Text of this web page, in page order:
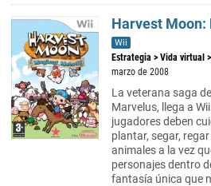
Harvest
Wii
Estrategia > Vida virtual >
marzo de 2008
La veterana saga
Marvelus, llega a
jugadores deben
plantar, segar,
animales a la vez
personajes dentro
fantasía única que